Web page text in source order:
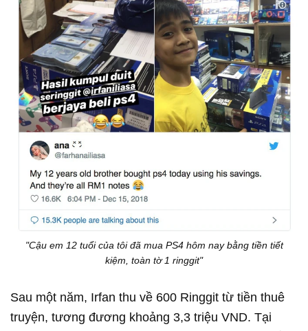
"Cậu em 12 tuổi của tôi đã mua PS4 hôm nay bằng tiền tiết
kiệm, toàn tờ 1 ringgit"
Sau một năm, Irfan thu về 600 Ringgit từ tiền thuê
truyện, tương đương khoảng 3,3 triệu VND. Tại